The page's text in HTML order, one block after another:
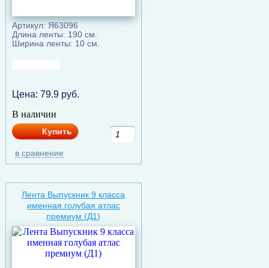
Артикул: Я63096
Длина ленты: 190 см.
Ширина ленты: 10 см.
Цена: 79.9руб.
В наличии
Купить
в сравнение
Лента Выпускник 9 класса
именная голубая атлас
премиум (Д1)